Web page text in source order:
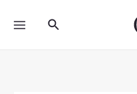
Search